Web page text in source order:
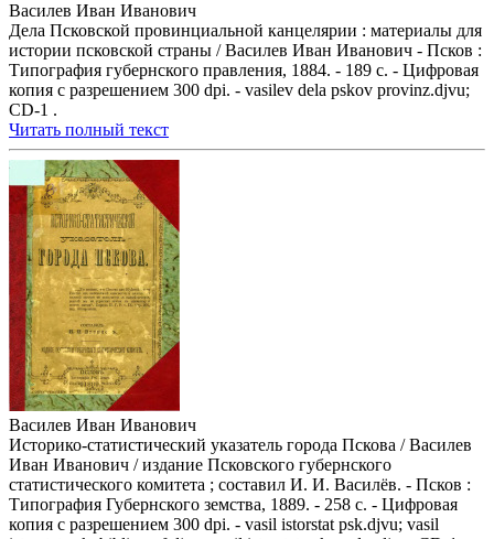
Василев Иван Иванович
Дела Псковской провинциальной канцелярии : материалы для
истории псковской страны / Василев Иван Иванович - Псков :
Типография губернского правления, 1884. - 189 с. - Цифровая
копия с разрешением 300 dpi. - vasilev dela pskov provinz.djvu;
CD-1 .
Читать полный текст
Василев Иван Иванович
Историко-статистический указатель города Пскова / Василев
Иван Иванович / издание Псковского губернского
статистического комитета ; составил И. И. Василёв. - Псков :
Типография Губернского земства, 1889. - 258 с. - Цифровая
копия с разрешением 300 dpi. - vasil istorstat psk.djvu; vasil